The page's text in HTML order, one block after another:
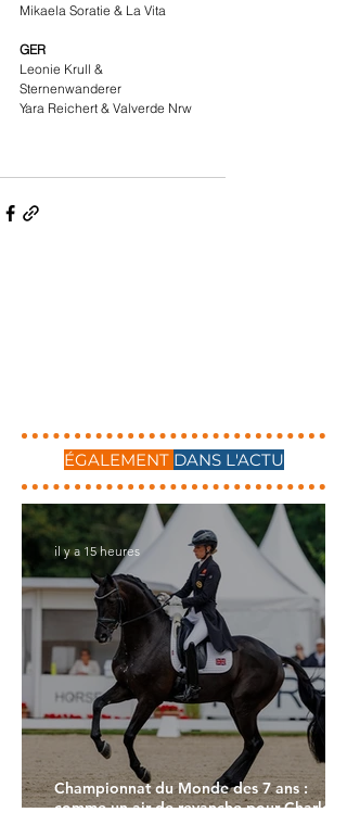
Mikaela Soratie & La Vita
GER
Leonie Krull &
Sternenwanderer
Yara Reichert & Valverde Nrw
ÉGALEMENT DANS L'ACTU
Championnat du Monde des 7 ans :
comme un air de revanche pour Charlotte
il y a 15 heures